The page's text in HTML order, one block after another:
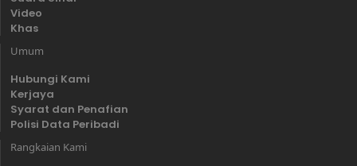
Video
Khas
Umum
Hubungi Kami
Kerjaya
Syarat dan Penafian
Polisi Data Peribadi
Rangkaian Kami